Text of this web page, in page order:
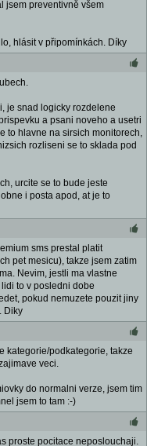
jsem preventivně všem
hlásit v připomínkách. Díky
je snad logicky rozdelene
a psani noveho a usetri
to hlavne na sirsich monitorech,
rozliseni se to sklada pod
urcite se to bude jeste
i posta apod, at je to
sms prestal platit
pet mesicu), takze jsem zatim
Nevim, jestli ma vlastne
to v posledni dobe
pokud nemuzete pouzit jiny
Diky
kategorie/podkategorie, takze
veci.
do normalni verze, jsem tim
jsem to tam :-)
proste pocitace neposlouchaji.